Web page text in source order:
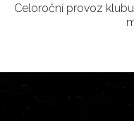
Celoroční provoz